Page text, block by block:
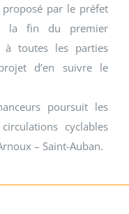
proposé par le préfet
à la fin du premier
à toutes les parties
d’en suivre le
poursuit les
cyclables
– Saint-Auban.